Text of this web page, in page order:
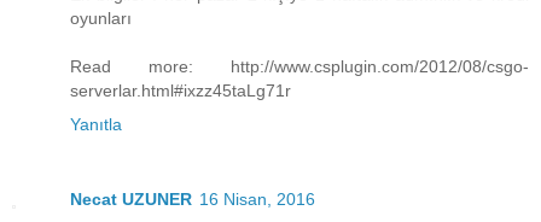
oyunları
Read more: http://www.csplugin.com/2012/08/csgo-
serverlar.html#ixzz45taLg71r
Yanıtla
Necat UZUNER 16 Nisan, 2016